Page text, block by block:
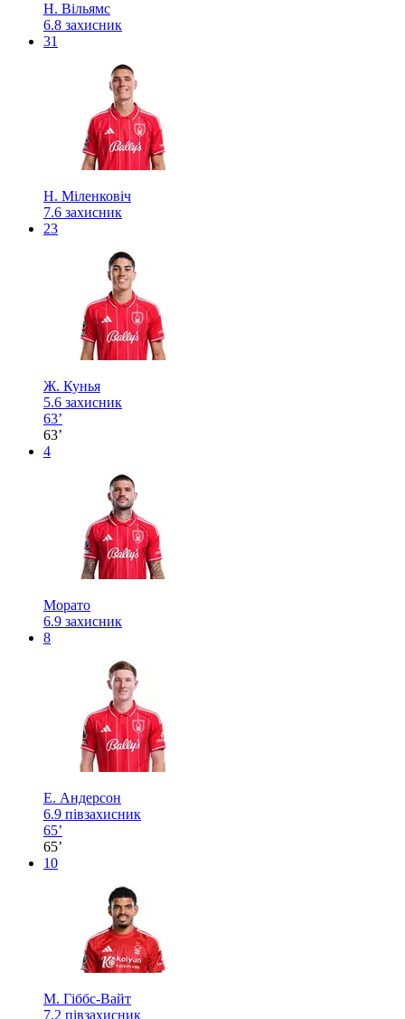
Н. Вільямс
6.8 захисник
31
Н. Міленковіч
7.6 захисник
23
Ж. Кунья
5.6 захисник
63’
63’
4
Морато
6.9 захисник
8
Е. Андерсон
6.9 півзахисник
65’
65’
10
М. Гіббс-Вайт
7.2 півзахисник